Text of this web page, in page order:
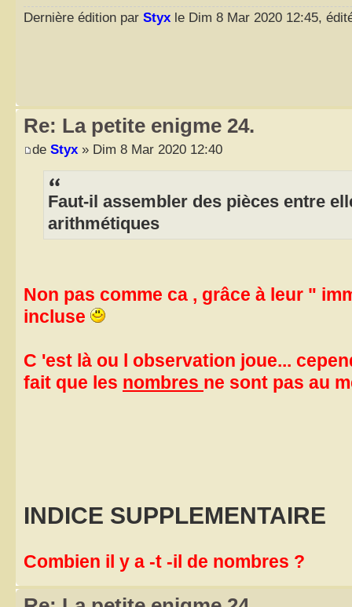
Dernière édition par Styx le Dim 8 Mar 2020 12:45,
Re: La petite enigme 24.
de Styx » Dim 8 Mar 2020 12:40
Faut-il assembler des pièces entre
arithmétiques
Non pas comme ca , grâce à leur "
incluse
C 'est là ou l observation joue...
fait que les nombres ne sont pas au
INDICE SUPPLEMENTAIRE
Combien il y a -t -il de nombres ?